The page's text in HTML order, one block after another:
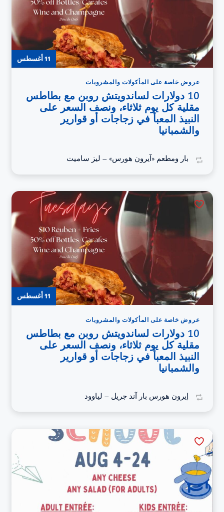
11 أغسطس
عروض خاصة على المأكولات والمشروبات
10 دولارات لساندويتش روبن مع بطاطس
مقلية كل يوم ثلاثاء، ونصف السعر على
النبيذ المعبأ في زجاجات أو قوارير
والشمبانيا
بار ومطعم «آيرون هورس» – ليز ساميت
11 أغسطس
عروض خاصة على المأكولات والمشروبات
10 دولارات لساندويتش روبن مع بطاطس
مقلية كل يوم ثلاثاء، ونصف السعر على
النبيذ المعبأ في زجاجات أو قوارير
والشمبانيا
إيرون هورس بار آند جريل – لياوود